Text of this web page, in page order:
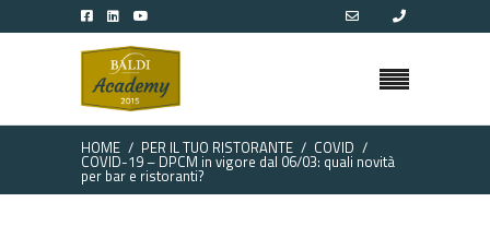
HOME PER IL TUO RISTORANTE COVID
COVID-19 – DPCM in vigore dal 06/03: quali novità
per bar e ristoranti?